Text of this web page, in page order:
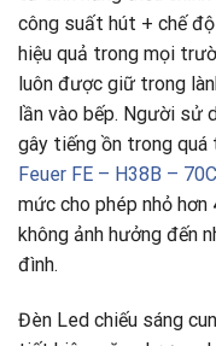
công suất hút + chế
hiệu quả trong mọi
luôn được giữ trong
lần vào bếp. Người sử
gây tiếng ồn trong
Feuer FE – H38B –
mức cho phép nhỏ hơn
không ảnh hưởng đến
đình.
Đèn Led chiếu sáng